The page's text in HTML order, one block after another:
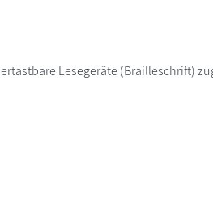
Lesegeräte (Brailleschrift)